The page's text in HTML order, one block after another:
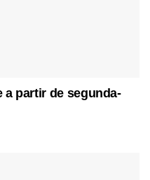
a partir de segunda-